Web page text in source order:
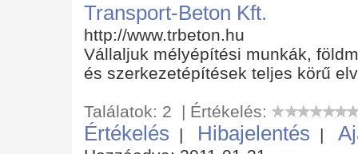
Transport-Beton Kft.
http://www.trbeton.hu
Vállaljuk mélyépítési munkák,
és szerkezetépítések teljes körű
Találatok: 2 | Értékelés:
Értékelés | Hibajelentés |